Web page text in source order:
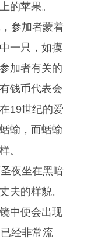
的苹果。
参加者蒙着
一只，如摸
加者有关的
钱币代表会
19世纪的爱
蝓，而蛞蝓
。
夜坐在黑暗
夫的样貌。
中便会出现
经非常流